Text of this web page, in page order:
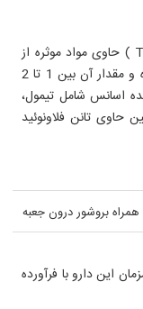
عصاره گیاه آویشن باغی (.Thymus vulgaris L ) حاوی مواد موثره از
نوع اسانس می باشد اسانس گیاه زرد رنگ بوده و مقدار آن بین 1 تا 2
اسانس شامل تیمول،
حاوی تانن فلاونوئید
این دارو با فرآورده